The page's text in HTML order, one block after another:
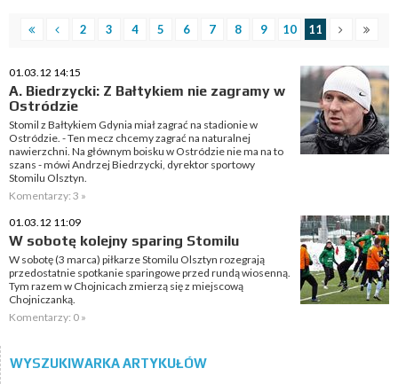
2 3 4 5 6 7 8 9 10 11
01.03.12 14:15
A. Biedrzycki: Z Bałtykiem nie zagramy w
Ostródzie
Stomil z Bałtykiem Gdynia miał zagrać na stadionie w
Ostródzie. - Ten mecz chcemy zagrać na naturalnej
nawierzchni. Na głównym boisku w Ostródzie nie ma na to
szans - mówi Andrzej Biedrzycki, dyrektor sportowy
Stomilu Olsztyn.
Komentarzy: 3 »
01.03.12 11:09
W sobotę kolejny sparing Stomilu
W sobotę (3 marca) piłkarze Stomilu Olsztyn rozegrają
przedostatnie spotkanie sparingowe przed rundą wiosenną.
Tym razem w Chojnicach zmierzą się z miejscową
Chojniczanką.
Komentarzy: 0 »
WYSZUKIWARKA ARTYKUŁÓW